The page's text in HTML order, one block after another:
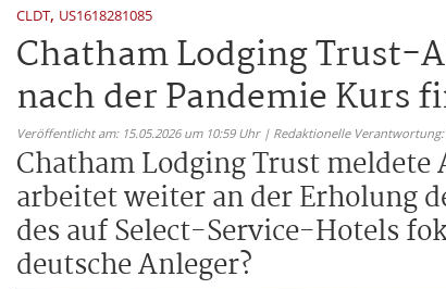
CLDT, US1618281085
Chatham Lodging Trust-
nach der Pandemie Kurs
Veröffentlicht am: 15.05.2026 um 10:59 Uhr | Redaktionelle
Chatham Lodging Trust
arbeitet weiter an der Erholung
des auf Select-Service-Hotels
deutsche Anleger?